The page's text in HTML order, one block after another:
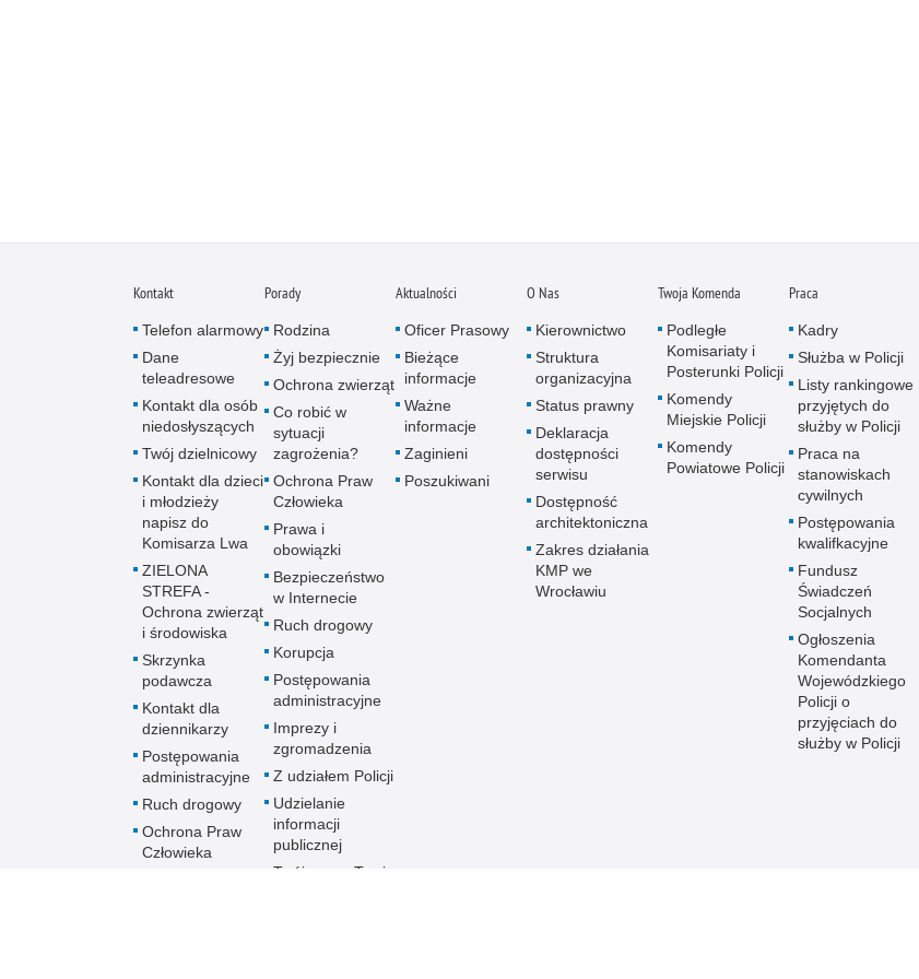
Kontakt
Telefon alarmowy
Dane
teleadresowe
Kontakt dla osób
niedosłyszących
Twój dzielnicowy
Kontakt dla dzieci
i młodzieży
napisz do
Komisarza Lwa
ZIELONA
STREFA -
Ochrona zwierząt
i środowiska
Skrzynka
podawcza
Kontakt dla
dziennikarzy
Postępowania
administracyjne
Ruch drogowy
Ochrona Praw
Człowieka
Porady
Rodzina
Żyj bezpiecznie
Ochrona zwierząt
Co robić w
sytuacji
zagrożenia?
Ochrona Praw
Człowieka
Prawa i
obowiązki
Bezpieczeństwo
w Internecie
Ruch drogowy
Korupcja
Postępowania
administracyjne
Imprezy i
zgromadzenia
Z udziałem Policji
Udzielanie
informacji
publicznej
Twój rower-Twoja
Aktualności
Oficer Prasowy
Bieżące
informacje
Ważne
informacje
Zaginieni
Poszukiwani
O Nas
Kierownictwo
Struktura
organizacyjna
Status prawny
Deklaracja
dostępności
serwisu
Dostępność
architektoniczna
Zakres działania
KMP we
Wrocławiu
Twoja Komenda
Podległe
Komisariaty i
Posterunki Policji
Komendy
Miejskie Policji
Komendy
Powiatowe Policji
Praca
Kadry
Służba w Policji
Listy rankingowe
przyjętych do
służby w Policji
Praca na
stanowiskach
cywilnych
Postępowania
kwalifkacyjne
Fundusz
Świadczeń
Socjalnych
Ogłoszenia
Komendanta
Wojewódzkiego
Policji o
przyjęciach do
służby w Policji